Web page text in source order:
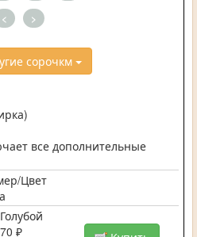
< >
сорочкм
все дополнительные
Цвет
₽